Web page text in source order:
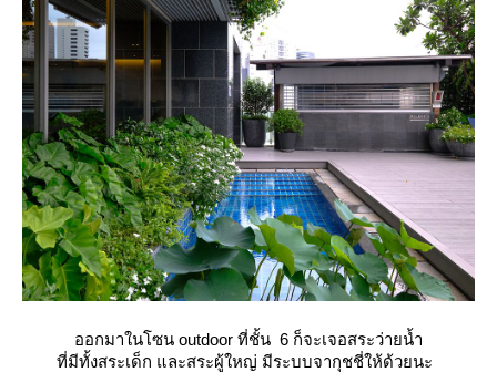
ออกมาในโซน outdoor ที่ชั้น 6 ก็จะเจอสระว่ายน้ำ
ที่มีทั้งสระเด็ก และสระผู้ใหญ่ มีระบบจากุชชี่ให้ด้วยนะ